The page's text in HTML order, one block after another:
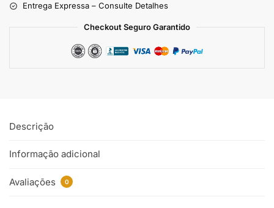
Entrega Expressa – Consulte Detalhes
Checkout Seguro Garantido
Descrição
Informação adicional
Avaliações 0